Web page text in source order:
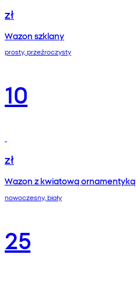
zł
Wazon szklany
prosty, przeźroczysty
10
zł
Wazon z kwiatową ornamentyką
nowoczesny, biały
25